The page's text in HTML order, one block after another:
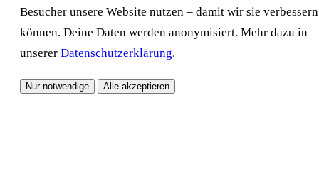
Besucher unsere Website nutzen – damit wir sie verbessern
können. Deine Daten werden anonymisiert. Mehr dazu in
unserer Datenschutzerklärung.
Nur notwendige Alle akzeptieren